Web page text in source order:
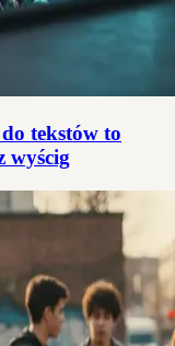
tekstów to
wyścig